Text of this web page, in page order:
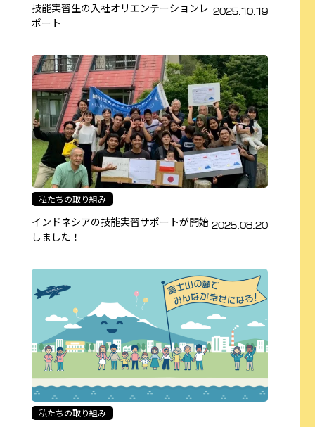
2025.10.19
技能実習生の入社オリエンテーションレ
ポート
私たちの取り組み
2025.08.20
インドネシアの技能実習サポートが開始
しました！
私たちの取り組み